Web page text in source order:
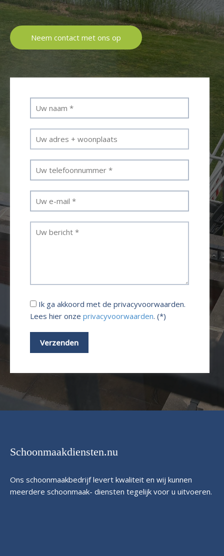
Neem contact met ons op
Ik ga akkoord met de privacyvoorwaarden.
Lees hier onze privacyvoorwaarden. (*)
Schoonmaakdiensten.nu
Ons schoonmaakbedrijf levert kwaliteit en wij kunnen
meerdere schoonmaak- diensten tegelijk voor u uitvoeren.